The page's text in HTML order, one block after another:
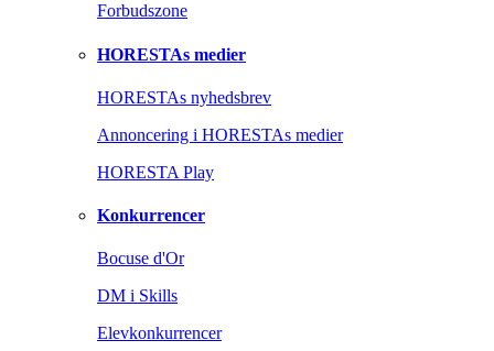
Forbudszone
HORESTAs medier
HORESTAs nyhedsbrev
Annoncering i HORESTAs medier
HORESTA Play
Konkurrencer
Bocuse d'Or
DM i Skills
Elevkonkurrencer